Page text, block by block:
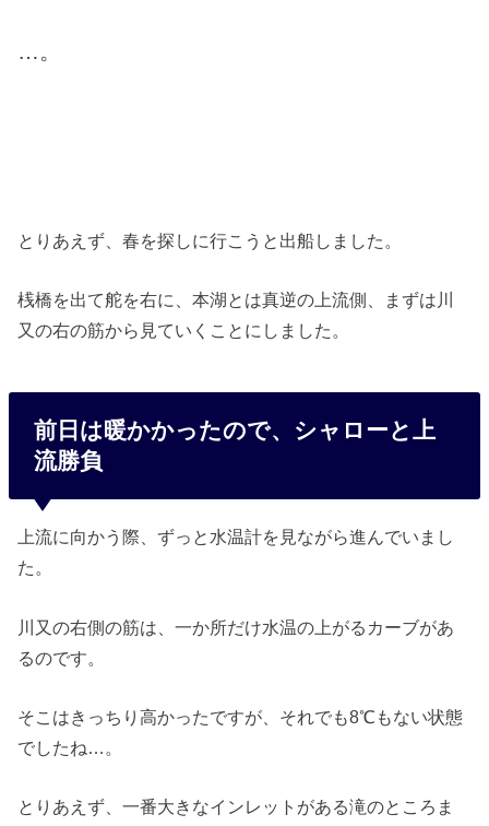
…。
とりあえず、春を探しに行こうと出船しました。
桟橋を出て舵を右に、本湖とは真逆の上流側、まずは川
又の右の筋から見ていくことにしました。
前日は暖かかったので、シャローと上
流勝負
上流に向かう際、ずっと水温計を見ながら進んでいまし
た。
川又の右側の筋は、一か所だけ水温の上がるカーブがあ
るのです。
そこはきっちり高かったですが、それでも8℃もない状態
でしたね…。
とりあえず、一番大きなインレットがある滝のところま